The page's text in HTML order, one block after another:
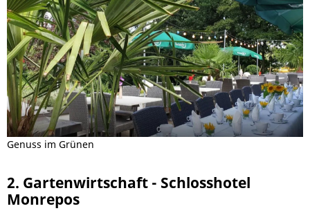
Genuss im Grünen
2. Gartenwirtschaft - Schlosshotel
Monrepos